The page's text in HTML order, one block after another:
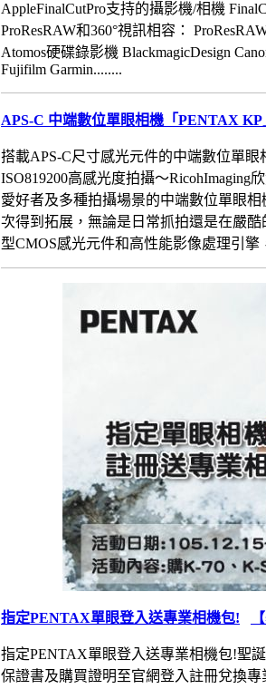
AppleFinalCutPro支持的攝影機/相機
ProResRAW和360°視訊相容：
Atomos硬碟錄影機 BlackmagicDesign
Fujifilm Garmin........
APS-C 中端數位單眼相機「PENTAX KP
搭載APS-C尺寸感光元件的中端數位單
ISO819200高感光度拍攝～
愛好者及多種拍攝場景的中端數位單眼
次得到拓展，無論是日常抓拍還是在嚴
型CMOS感光元件和高性能影像處理引擎
指定PENTAX單眼登入送專業相機包!
指定PENTAX單眼登入送專業相機包!聖
保證書及購買證明至官網登入註冊兌換